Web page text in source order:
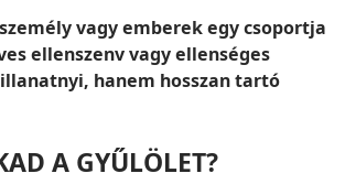
vagy emberek egy csoportja
ellenszenv vagy ellenséges
hanem hosszan tartó
A GYŰLÖLET?